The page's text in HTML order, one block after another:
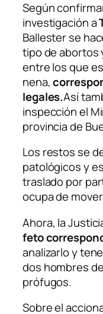
Según
investigación a
Ballester se
tipo de abortos
entre los que
nena,
legales.Así
inspección el
provincia de
Los restos se
patológicos y
traslado por
ocupa de
Ahora, la
feto
analizarlo y
dos hombres
prófugos.
Sobre el